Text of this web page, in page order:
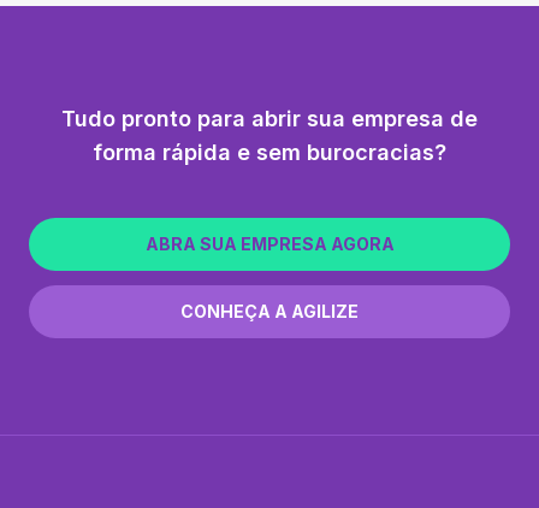
Tudo pronto para abrir sua empresa de
forma rápida e sem burocracias?
ABRA SUA EMPRESA AGORA
CONHEÇA A AGILIZE